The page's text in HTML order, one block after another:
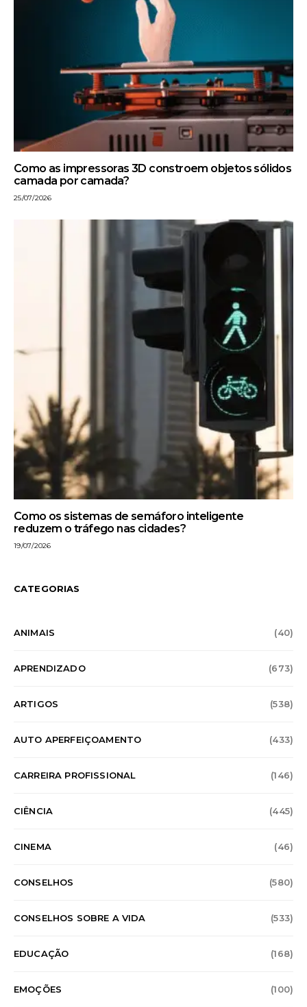
Como as impressoras 3D constroem objetos sólidos
camada por camada?
25/07/2026
Como os sistemas de semáforo inteligente
reduzem o tráfego nas cidades?
19/07/2026
CATEGORIAS
ANIMAIS (40)
APRENDIZADO (673)
ARTIGOS (538)
AUTO APERFEIÇOAMENTO (433)
CARREIRA PROFISSIONAL (146)
CIÊNCIA (445)
CINEMA (46)
CONSELHOS (580)
CONSELHOS SOBRE A VIDA (533)
EDUCAÇÃO (168)
EMOÇÕES (100)